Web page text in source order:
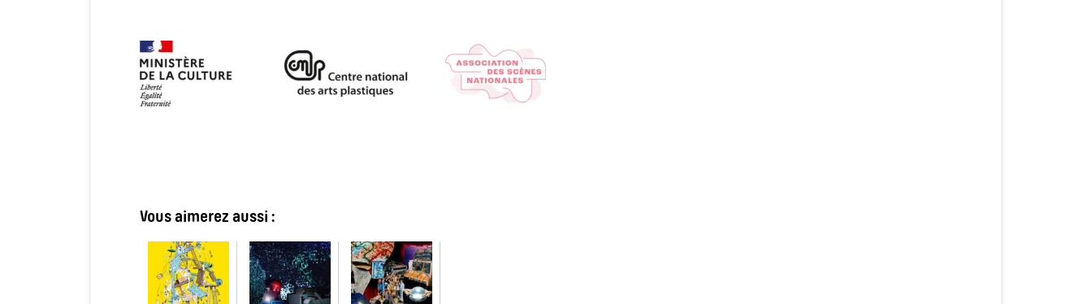
Vous aimerez aussi :